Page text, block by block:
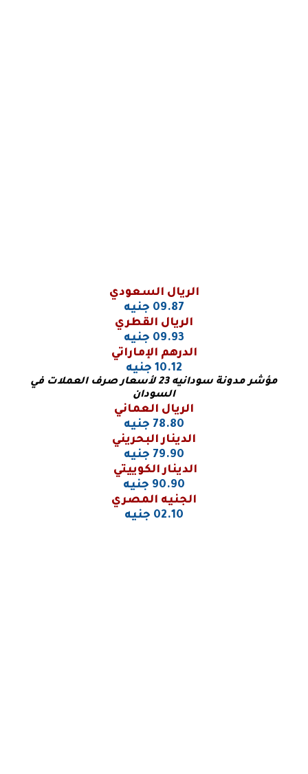
الريال السعودي
09.87 جنيه
الريال القطري
09.93 جنيه
الدرهم الإماراتي
10.12 جنيه
مؤشر مدونة سودانيه 23 لأسعار صرف العملات في
السودان
الريال العماني
78.80 جنيه
الدينار البحريني
79.90 جنيه
الدينار الكوييتي
90.90 جنيه
الجنيه المصري
02.10 جنيه